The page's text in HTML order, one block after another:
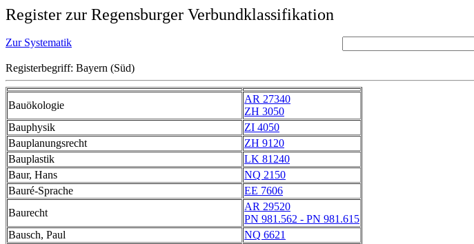
Register zur Regensburger Verbundklassifikation
Zur Systematik
Registerbegriff: Bayern (Süd)
Bauökologie
AR 27340
ZH 3050
Bauphysik
ZI 4050
Bauplanungsrecht
ZH 9120
Bauplastik
LK 81240
Baur, Hans
NQ 2150
Bauré-Sprache
EE 7606
Baurecht
AR 29520
PN 981.562 - PN 981.615
Bausch, Paul
NQ 6621